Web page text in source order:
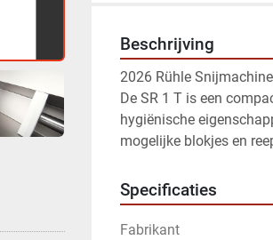
Beschrijving
2026 Rühle
De SR 1 T is een
hygiënische
mogelijke blokjes en
Specificaties
Fabrikant